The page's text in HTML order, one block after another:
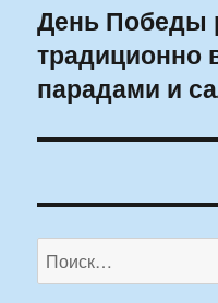
Следующая
запись:
День Победы
традиционно
парадами и
Искать: